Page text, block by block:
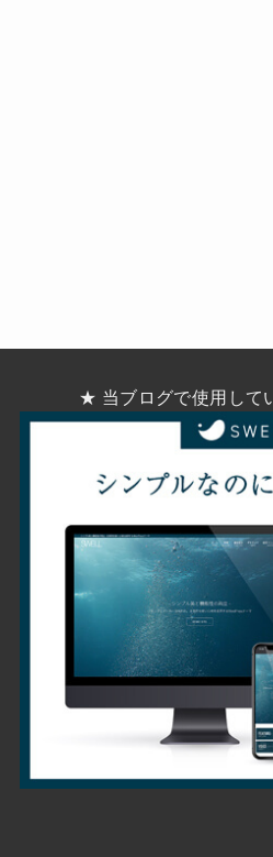
★ 当ブログで使用して